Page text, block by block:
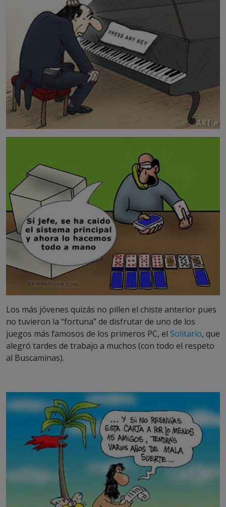
Los más jóvenes quizás no pillen el chiste anterior pues
no tuvieron la “fortuna” de disfrutar de uno de los
juegos más famosos de los primeros PC, el Solitario, que
alegró tardes de trabajo a muchos (con todo el respeto
al Buscaminas).